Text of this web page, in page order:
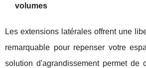
volumes
Les extensions latérales offrent une
remarquable pour repenser votre
solution d'agrandissement permet de